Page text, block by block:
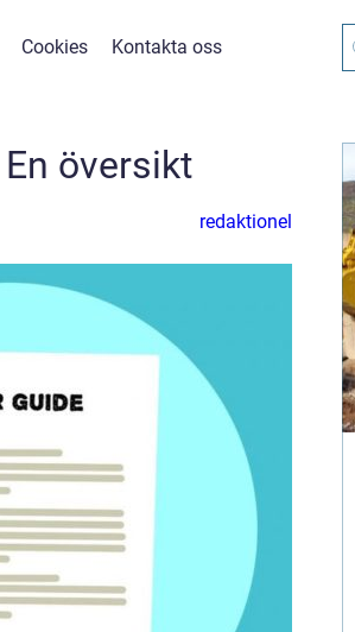
Cookies Kontakta oss
översikt
redaktionel